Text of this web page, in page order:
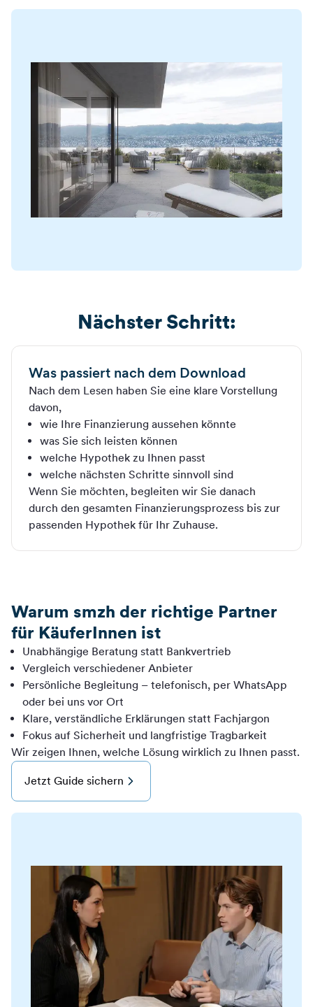
Nächster Schritt:
Was passiert nach dem Download
Nach dem Lesen haben Sie eine klare Vorstellung
davon,
wie Ihre Finanzierung aussehen könnte
was Sie sich leisten können
welche Hypothek zu Ihnen passt
welche nächsten Schritte sinnvoll sind
Wenn Sie möchten, begleiten wir Sie danach
durch den gesamten Finanzierungsprozess bis zur
passenden Hypothek für Ihr Zuhause.
Warum smzh der richtige Partner
für KäuferInnen ist
Unabhängige Beratung statt Bankvertrieb
Vergleich verschiedener Anbieter
Persönliche Begleitung – telefonisch, per WhatsApp
oder bei uns vor Ort
Klare, verständliche Erklärungen statt Fachjargon
Fokus auf Sicherheit und langfristige Tragbarkeit
Wir zeigen Ihnen, welche Lösung wirklich zu Ihnen passt.
Jetzt Guide sichern